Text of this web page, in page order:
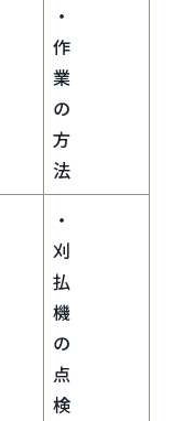
・
作
業
の
方
法
・
刈
払
機
の
点
検